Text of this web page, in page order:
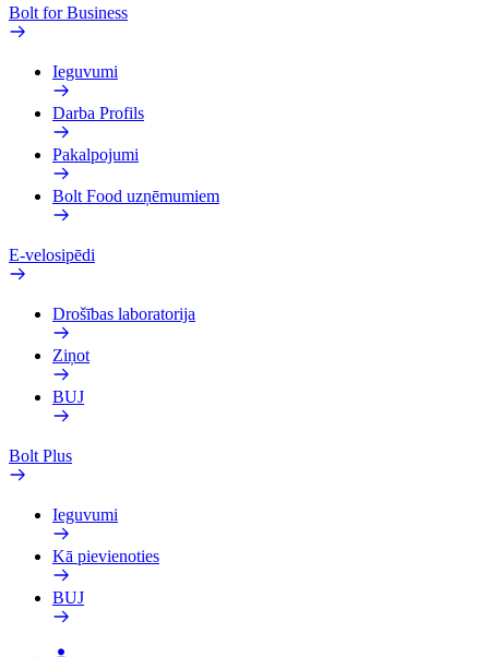
Bolt for Business
Ieguvumi
Darba Profils
Pakalpojumi
Bolt Food uzņēmumiem
E-velosipēdi
Drošības laboratorija
Ziņot
BUJ
Bolt Plus
Ieguvumi
Kā pievienoties
BUJ